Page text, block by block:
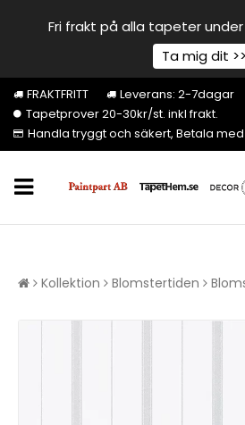
Fri frakt på alla tapeter
Ta mig dit >>
FRAKTFRITT
Leverans: 2-7dagar
Tapetprover 20-30kr/st. inkl frakt.
Handla tryggt och säkert, Betala
Kollektion Blomstertiden